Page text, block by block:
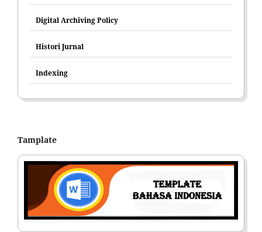
Digital Archiving Policy
Histori Jurnal
Indexing
Tamplate